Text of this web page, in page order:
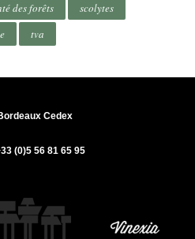
des forêts
scolytes
tva
Cedex
(0)5 56 81 65 95